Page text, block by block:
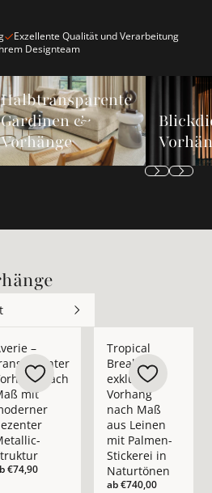
Exzellente Qualität und Verarbeitung
Designteam
Vorhänge ansehenGardinen &amp;
Halbtransparente
Gardinen &
Vorhänge
–
nach
mit
€74,90
Tropical
Break –
exklusiver
Vorhang
nach Maß
aus Leinen
mit Palmen-
Stickerei in
Naturtönen
ab€740,00